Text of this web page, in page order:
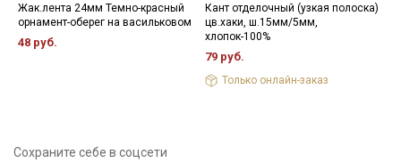
Жак.лента 24мм Темно-красный
орнамент-оберег на васильковом
48 руб.
Кант отделочный (узкая полоска)
цв.хаки, ш.15мм/5мм,
хлопок-100%
79 руб.
Только онлайн-заказ
Сохраните себе в соцсети